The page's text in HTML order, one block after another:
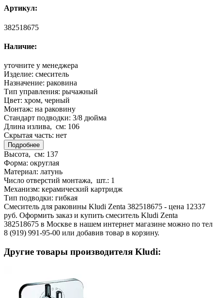
Артикул:
382518675
Наличие:
уточните у менеджера
Изделие: смеситель
Назначение: раковина
Тип управления: рычажный
Цвет: хром, черный
Монтаж: на раковину
Стандарт подводки: 3/8 дюйма
Длина излива, см: 106
Скрытая часть: нет
Подробнее
Высота, см: 137
Форма: округлая
Материал: латунь
Число отверстий монтажа, шт.: 1
Механизм: керамический картридж
Тип подводки: гибкая
Смеситель для раковины Kludi Zenta 382518675 - цена 12337
руб. Оформить заказ и купить смеситель Kludi Zenta
382518675 в Москве в нашем интернет магазине можно по тел
8 (919) 991-95-00 или добавив товар в корзину.
Другие товары производителя Kludi: